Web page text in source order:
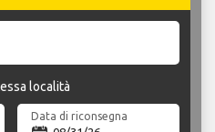
località
Data di riconsegna